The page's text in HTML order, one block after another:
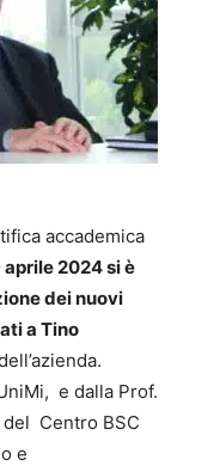
accademica
aprile 2024 si è
dei nuovi
a Tino
e dalla Prof.
Centro BSC
e